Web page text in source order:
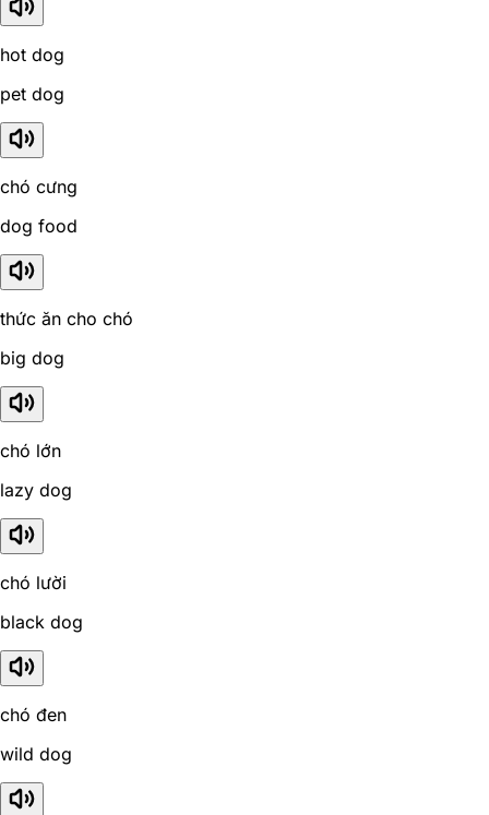
hot dog
pet dog
chó cưng
dog food
thức ăn cho chó
big dog
chó lớn
lazy dog
chó lười
black dog
chó đen
wild dog